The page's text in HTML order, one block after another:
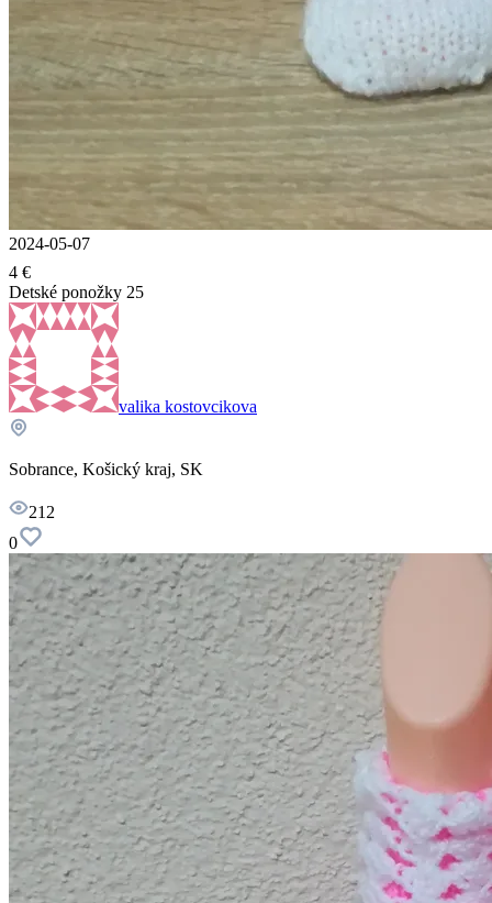
2024-05-07
4 €
Detské ponožky 25
valika kostovcikova
Sobrance, Košický kraj, SK
212
0